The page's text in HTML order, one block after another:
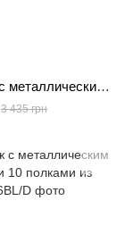
Стеллаж с металлическим каркасом и 4 полками из ЛДСП
3 435 грн